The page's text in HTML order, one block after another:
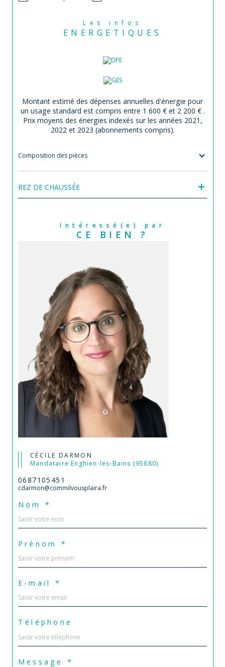
Les infos
ENERGETIQUES
Montant estimé des dépenses annuelles d'énergie pour
un usage standard est compris entre 1 600 € et 2 200 € .
Prix moyens des énergies indexés sur les années 2021,
2022 et 2023 (abonnements compris).
Composition des pièces
REZ DE CHAUSSÉE
Intéressé(e) par
CE BIEN ?
CÉCILE DARMON
Mandataire Enghien-les-Bains (95880)
0687105451
cdarmon@commilvousplaira.fr
Nom *
Prénom *
E-mail *
Téléphone
Message *